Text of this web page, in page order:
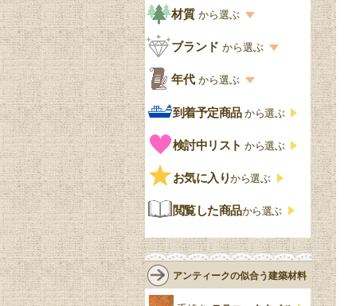
木製ワゴン
ェア
洋服タンス
チェストおしゃれ
クローゼット
鏡台
花台
式
エリザベス様式
ジャコビアン
ロココ様式
アップルパイ色
白・ホワイト
象嵌・マーケットリー
寄木・パーケットリー
模様の一覧
ペディメント
コーニス
グ
ストラップワーク
雷文
ビーディング
リネンフォールド
ルネット
アカンサス
材質 から選ぶ
材質の一覧
オーク材
マホガニー
ローズウッド材
サテンウッド材
ブランド から選ぶ
ブランド一覧
Handleオリジナル
ウィリアムモリス
ロイドルーム
コントワールドファミー
年代 から選ぶ
年代別の一覧
アンティーク
ビンテージ
到着予定商品から選ぶ
検討中リスト から選ぶ
お気に入りから選ぶ
閲覧した商品から選ぶ
アンティークの似合う建築材料